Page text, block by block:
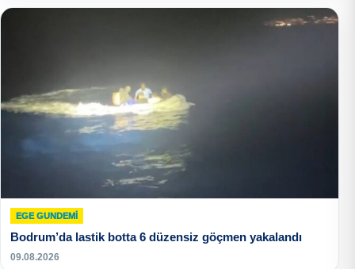
EGE GUNDEMİ
Bodrum’da lastik botta 6 düzensiz göçmen yakalandı
09.08.2026